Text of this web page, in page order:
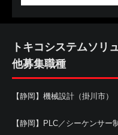
トキコシステムソリ
他募集職種
【静岡】機械設計（掛川市）
【静岡】PLC／シーケンサー